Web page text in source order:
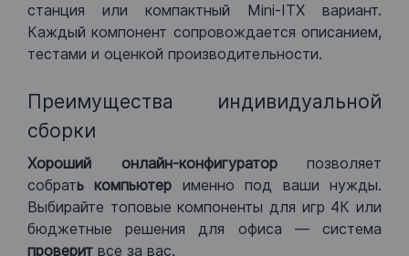
станция или компактный Mini-ITX вариант.
Каждый компонент сопровождается описанием,
тестами и оценкой производительности.
Преимущества индивидуальной
сборки
Хороший онлайн-конфигураторпозволяет
собрать компьютер именно под ваши нужды.
Выбирайте топовые компоненты для игр 4К или
бюджетные решения для офиса — система
проверит все за вас.